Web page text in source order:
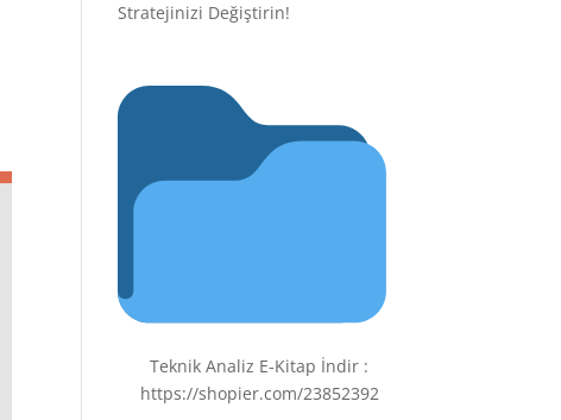
Stratejinizi Değiştirin!
Teknik Analiz E-Kitap İndir :
https://shopier.com/23852392